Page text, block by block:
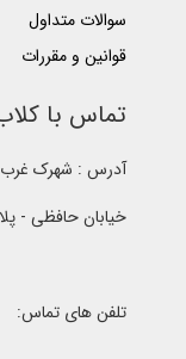
سوالات متداول
قوانین و مقررات
تماس با
آدرس : شهرک غرب -
خیابان حافظی -
تلفن های تماس: